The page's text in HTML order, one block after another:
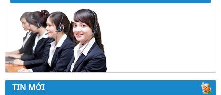
TIN MỚI
Trứng Giả Lộc Phát Có Nước - Giải Pháp Ấp
Hiệu Quả Cho Gà, Vịt, Bồ Câu
Video hướng dẫn cài đặt bộ điều khiển ấp
trứng Lộc Phát ĐK880, DK2200, ĐKMACN,
ĐK2200